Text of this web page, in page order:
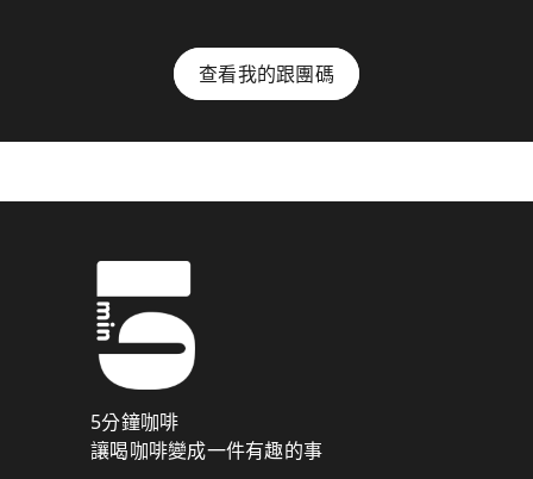
查看我的跟團碼
5分鐘咖啡
讓喝咖啡變成一件有趣的事